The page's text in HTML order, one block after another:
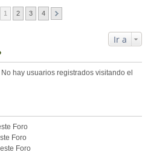
1 2 3 4
Ir a
hay usuarios registrados visitando el
Foro
Foro
Foro